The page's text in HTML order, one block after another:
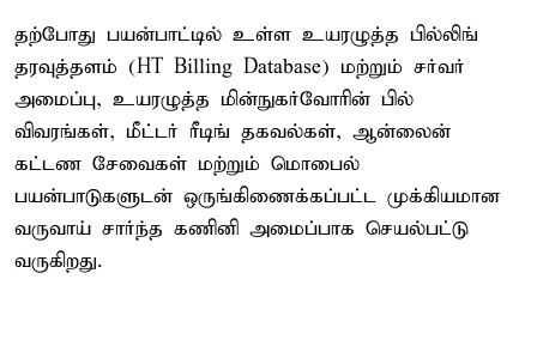
தற்போது பயன்பாட்டில் உள்ள உயரழுத்த பில்லிங்
தரவுத்தளம் (HT Billing Database) மற்றும் சர்வர்
அமைப்பு, உயரழுத்த மின்நுகர்வோரின் பில்
விவரங்கள், மீட்டர் ரீடிங் தகவல்கள், ஆன்லைன்
கட்டண சேவைகள் மற்றும் மொபைல்
பயன்பாடுகளுடன் ஒருங்கிணைக்கப்பட்ட முக்கியமான
வருவாய் சார்ந்த கணினி அமைப்பாக செயல்பட்டு
வருகிறது.